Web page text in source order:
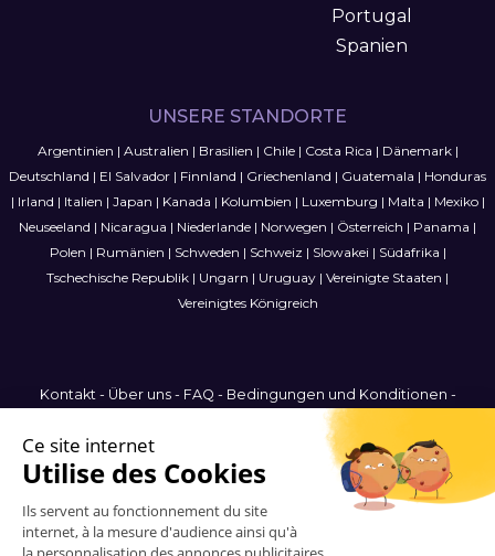
Portugal
Spanien
UNSERE STANDORTE
Argentinien | Australien | Brasilien | Chile| Costa Rica | Dänemark|
Deutschland | El Salvador | Finnland | Griechenland | Guatemala | Honduras
| Irland | Italien | Japan | Kanada | Kolumbien | Luxemburg | Malta | Mexiko|
Neuseeland | Nicaragua | Niederlande | Norwegen | Österreich | Panama |
Polen | Rumänien | Schweden | Schweiz | Slowakei | Südafrika |
Tschechische Republik | Ungarn | Uruguay | Vereinigte Staaten |
Vereinigtes Königreich
Kontakt- Über uns- FAQ - Bedingungen und Konditionen -
Sitemap